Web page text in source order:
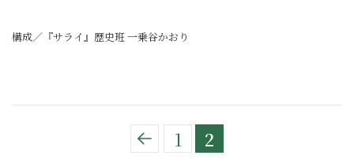
構成／『サライ』歴史班 一乗谷かおり
1 2